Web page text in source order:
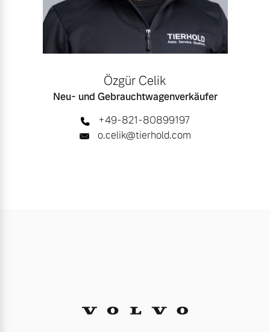
Özgür Celik
Neu- und Gebrauchtwagenverkäufer
+49-821-80899197
o.celik@tierhold.com